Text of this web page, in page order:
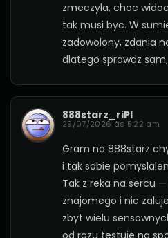
zmeczyla, choc
tak musi byc. W
zadowolony, zdania
dlatego sprawdz
888starz_riPl
29/07/2026 às 5:22 am
Gram na 888starz
i tak sobie
Tak z reka na sercu
znajomego i nie
zbyt wielu